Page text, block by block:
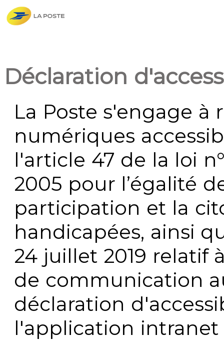
Déclaration
La Poste s'engage à
numériques
l'article 47 de la loi
2005 pour l’égalité
participation et la
handicapées, ainsi
24 juillet 2019 relatif
de communication
déclaration
l'application